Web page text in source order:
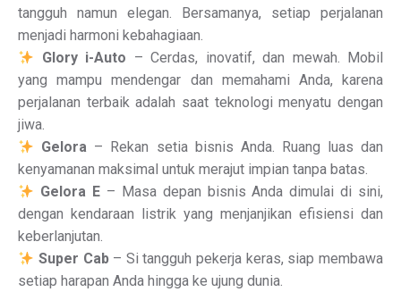
tangguh namun elegan. Bersamanya, setiap perjalanan
menjadi harmoni kebahagiaan.
Glory i-Auto – Cerdas, inovatif, dan mewah. Mobil
yang mampu mendengar dan memahami Anda, karena
perjalanan terbaik adalah saat teknologi menyatu dengan
jiwa.
Gelora – Rekan setia bisnis Anda. Ruang luas dan
kenyamanan maksimal untuk merajut impian tanpa batas.
Gelora E – Masa depan bisnis Anda dimulai di sini,
dengan kendaraan listrik yang menjanjikan efisiensi dan
keberlanjutan.
Super Cab– Si tangguh pekerja keras, siap membawa
setiap harapan Anda hingga ke ujung dunia.